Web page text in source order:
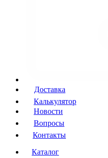
Доставка
Калькулятор
Новости
Вопросы
Контакты
Каталог